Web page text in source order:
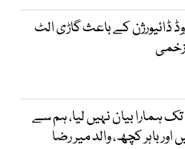
روڈ ڈائیورژن کے باعث گاڑی الٹ
ہمارا بیان نہیں لیا، ہم سے
باہر کچھ، والد میر رضا